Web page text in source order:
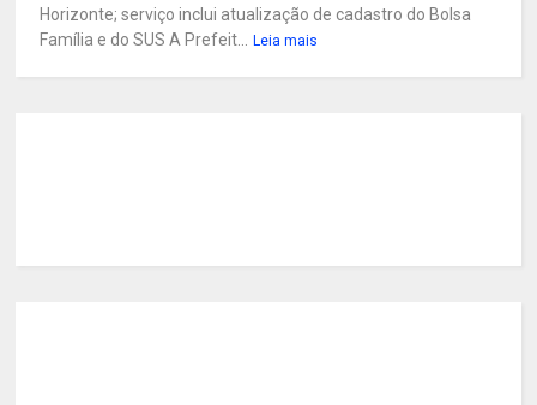
Horizonte; serviço inclui atualização de cadastro do Bolsa
Família e do SUS A Prefeit...
Leia mais